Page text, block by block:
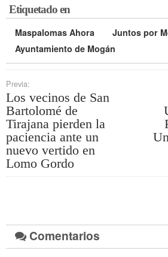
Etiquetado en
Maspalomas Ahora Juntos por
Ayuntamiento de Mogán
Previa:
Los vecinos de San
Bartolomé de
Tirajana pierden la
paciencia ante un
nuevo vertido en
Lomo Gordo
Comentarios